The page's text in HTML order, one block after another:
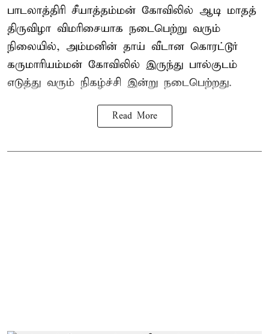
பாடலாத்திரி சீயாத்தம்மன் கோவிலில் ஆடி மாதத்
திருவிழா விமரிசையாக நடைபெற்று வரும்
நிலையில், அம்மனின் தாய் வீடான கொரட்டூர்
கருமாரியம்மன் கோவிலில் இருந்து பால்குடம்
எடுத்து வரும் நிகழ்ச்சி இன்று நடைபெற்றது.
Read More